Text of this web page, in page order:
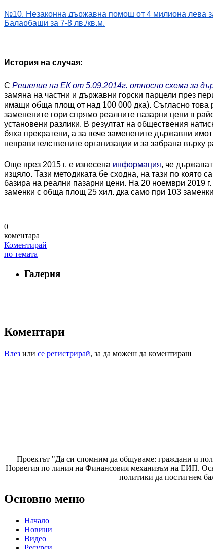
№10. Незаконна държавна помощ от 4 милиона лева
Баларбаши за 7-8 лв./кв.м.
История на случая:
С Решение на ЕК от 5.09.2014г. относно схема за
замяна на частни и държавни горски парцели през
имащи обща площ от над 100 000 дка). Съгласно
заменените гори спрямо реалните пазарни цени в
установени разлики. В резултат на обществения
бяха прекратени, а за вече заменените държавни
неправителствените организации и за забрана
Още през 2015 г. е изнесена информация, че
изцяло. Тази методиката бе сходна, на тази по
базира на реални пазарни цени. На 20 ноември 2019 г.
заменки с обща площ 25 хил. дка само при 103
0
коментара
Коментирай
по темата
Галерия
Коментари
Влез или се регистрирай, за да можеш да коментираш
Проектът "Да си спомним да общуваме: граждани и
Норвегия по линия на Финансовия механизъм на ЕИП.
политики да постигнем
Основно меню
Начало
Новини
Видео